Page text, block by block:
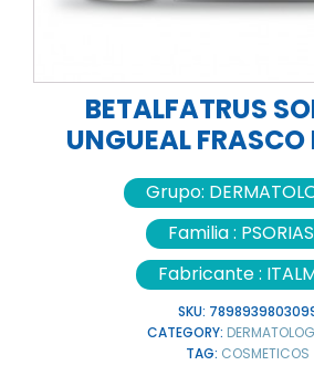
BETALFATRUS
UNGUEAL FRASCO
Grupo:
Familia :
Fabricante :
SKU:
CATEGORY:
TAG: COSMETICOS